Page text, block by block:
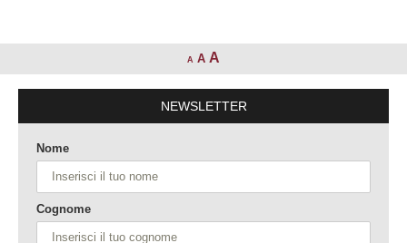
A A A
NEWSLETTER
Nome
Cognome